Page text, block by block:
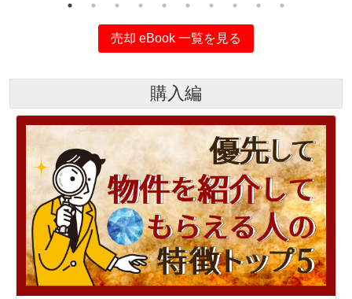
売却 eBook 一覧を見る
購入編